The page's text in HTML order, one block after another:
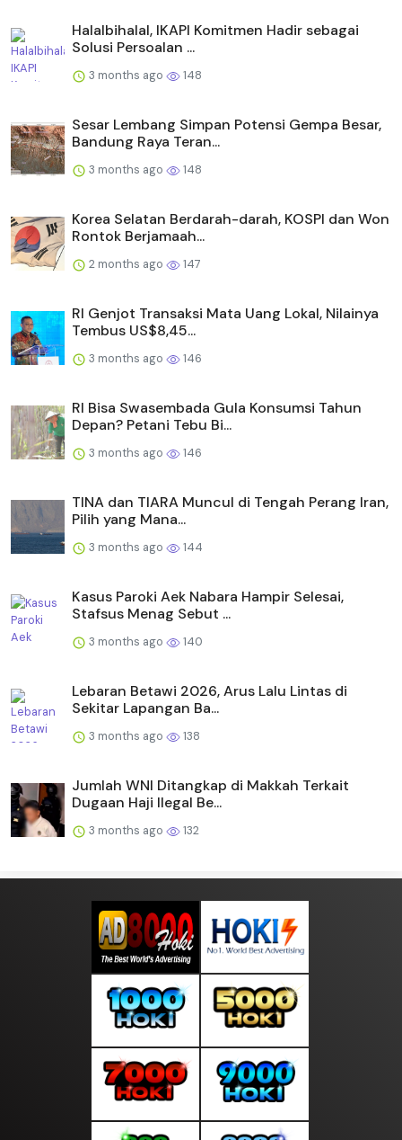
Halalbihalal, IKAPI Komitmen Hadir sebagai
Solusi Persoalan ...
3 months ago 148
Sesar Lembang Simpan Potensi Gempa Besar,
Bandung Raya Teran...
3 months ago 148
Korea Selatan Berdarah-darah, KOSPI dan Won
Rontok Berjamaah...
2 months ago 147
RI Genjot Transaksi Mata Uang Lokal, Nilainya
Tembus US$8,45...
3 months ago 146
RI Bisa Swasembada Gula Konsumsi Tahun
Depan? Petani Tebu Bi...
3 months ago 146
TINA dan TIARA Muncul di Tengah Perang Iran,
Pilih yang Mana...
3 months ago 144
Kasus Paroki Aek Nabara Hampir Selesai,
Stafsus Menag Sebut ...
3 months ago 140
Lebaran Betawi 2026, Arus Lalu Lintas di
Sekitar Lapangan Ba...
3 months ago 138
Jumlah WNI Ditangkap di Makkah Terkait
Dugaan Haji Ilegal Be...
3 months ago 132